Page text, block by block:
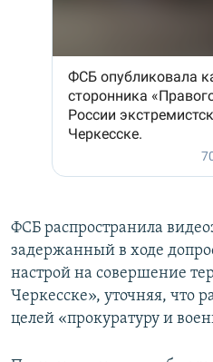
ФСБ распространила
задержанный в ходе
настрой на совершение
Черкесске», уточняя, что
целей «прокуратуру и